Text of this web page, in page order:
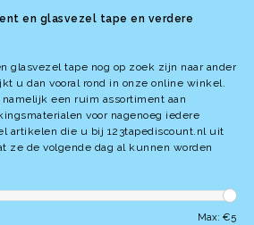
en glasvezel tape en verdere
glasvezel tape nog op zoek zijn naar ander
u dan vooral rond in onze online winkel.
een ruim assortiment aan
voor nagenoeg iedere
artikelen die u bij 123tapediscount.nl uit
ze de volgende dag al kunnen worden
Max: €5